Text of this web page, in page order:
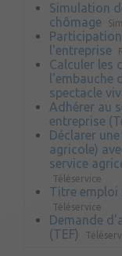
Simulation
chômage
l'entreprise
Calculer les
l'embauche
spectacle
Adhérer au
entreprise
Déclarer
agricole)
service
Téléservice
Titre emploi
Téléservice
Demande
(TEF)